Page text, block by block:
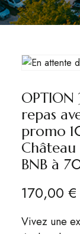
repas
promo
BNB à
170,00 €
Vivez une